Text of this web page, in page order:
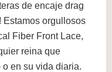
de encaje drag
Estamos orgullosos
Fiber Front Lace,
reina que
en su vida diaria.